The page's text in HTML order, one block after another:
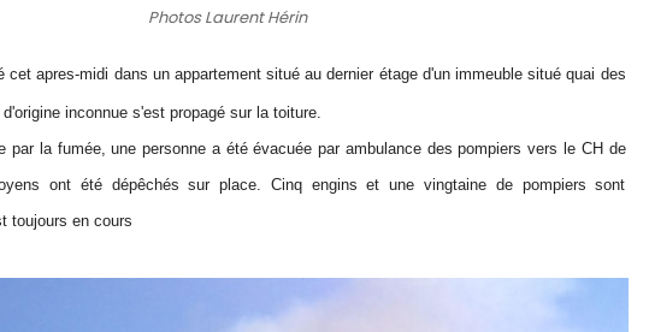
Photos Laurent Hérin
cet apres-midi dans un appartement situé au dernier étage d'un immeuble situé quai des
inconnue s'est propagé sur la toiture.
par la fumée, une personne a été évacuée par ambulance des pompiers vers le CH de
ont été dépêchés sur place. Cinq engins et une vingtaine de pompiers sont
toujours en cours